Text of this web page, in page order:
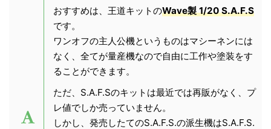
おすすめは、王道キットのWave製 1/20 S.A.F.S
です。
ワンオフの主人公機というものはマシーネンには
なく、全てが量産機なので自由に工作や塗装をす
ることができます。
ただ、S.A.F.Sのキットは最近では再販がなく、プ
レ値でしか売っていません。
しかし、発売したてのS.A.F.S.の派生機はS.A.F.S.